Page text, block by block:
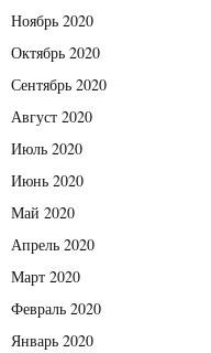
Ноябрь 2020
Октябрь 2020
Сентябрь 2020
Август 2020
Июль 2020
Июнь 2020
Май 2020
Апрель 2020
Март 2020
Февраль 2020
Январь 2020